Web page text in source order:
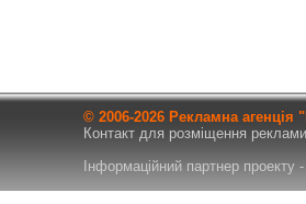
© 2006-2026 Рекламна
Контакт для розміщення
Інформаційний партнер проекту